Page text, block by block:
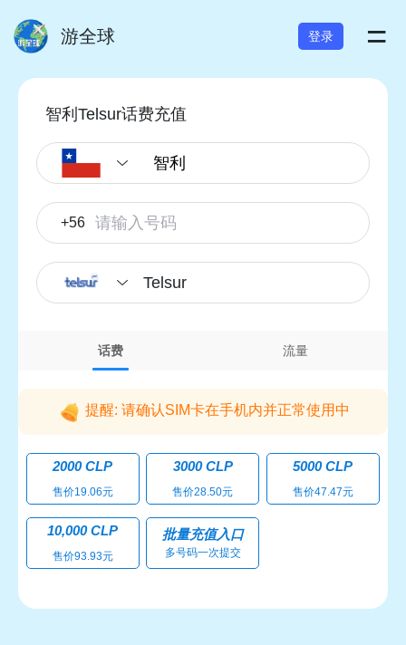
游全球 登录 =
智利Telsur话费充值
+56
Telsur
话费 流量
提醒: 请确认SIM卡在手机内并正常使用中
2000 CLP
售价19.06元
3000 CLP
售价28.50元
5000 CLP
售价47.47元
10,000 CLP
售价93.93元
批量充值入口
多号码一次提交